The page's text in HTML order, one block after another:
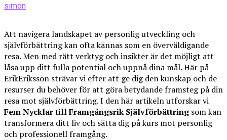
simon
Att navigera landskapet av personlig utveckling och
självförbättring kan ofta kännas som en överväldigande
resa. Men med rätt verktyg och insikter är det möjligt att
låsa upp ditt fulla potential och uppnå dina mål. Här på
ErikEriksson strävar vi efter att ge dig den kunskap och de
resurser du behöver för att göra betydande framsteg på din
resa mot självförbättring. I den här artikeln utforskar vi
Fem Nycklar till Framgångsrik Självförbättringsom kan
transformera ditt liv och sätta dig på kurs mot personlig
och professionell framgång.